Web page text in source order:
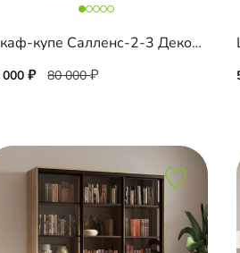
Шкаф-купе Салленс-2-3 Декор 3
000 80 000